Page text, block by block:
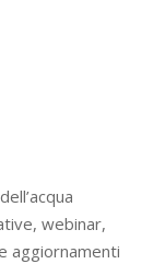
webinar,
aggiornamenti